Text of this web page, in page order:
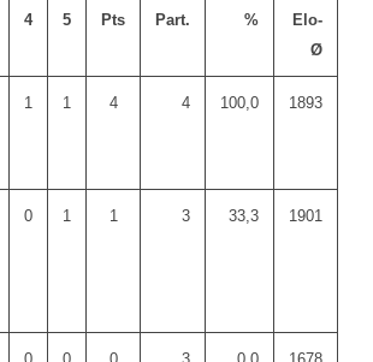
4 5 Pts Part. %
Elo-
Ø
1 1 4 4 100,0 1893
0 1 1 3 33,3 1901